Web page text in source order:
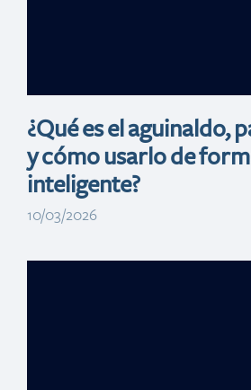
¿Qué es el aguinaldo,
y cómo usarlo de
inteligente?
10/03/2026